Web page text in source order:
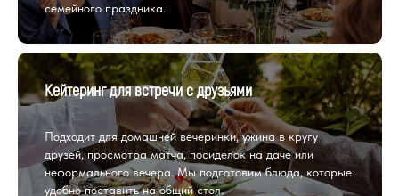
семейного праздника.
Кейтеринг для встречи с друзьями
Подходит для домашней вечеринки, ужина в кругу
друзей, просмотра матча, посиделок на даче или
неформального вечера. Мы подготовим блюда, которые
удобно поставить на общий стол.